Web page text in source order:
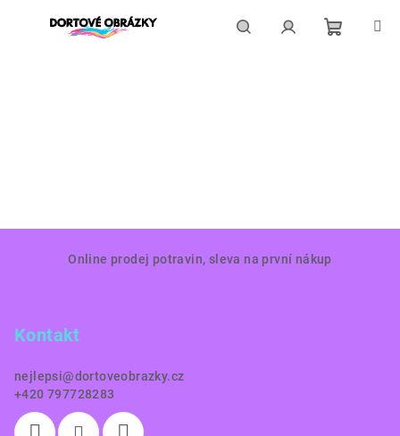
Online prodej potravin, sleva na první nákup
Kontakt
nejlepsi@dortoveobrazky.cz
+420 797728283